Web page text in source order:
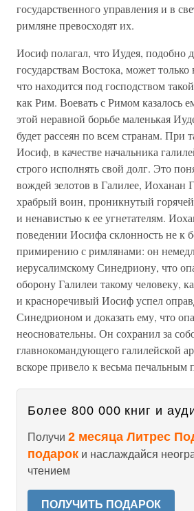
государственного управления и в
римляне превосходят их.
Иосиф полагал, что Иудея, подобно
государствам Востока, может только
что находится под господством
как Рим. Воевать с Римом казалось
этой неравной борьбе маленькая
будет рассеян по всем странам. При
Иосиф, в качестве начальника
строго исполнять свой долг. Это
вождей зелотов в Галилее, Иоханан
храбрый воин, проникнутый
и ненавистью к ее угнетателям.
поведении Иосифа склонность не к
примирению с римлянами: он
иерусалимскому Синедриону, что
оборону Галилеи такому человеку,
и красноречивый Иосиф успел
Синедрионом и доказать ему, что
неосновательны. Он сохранил за
главнокомандующего галилейской
вскоре привело к весьма печальным
Более 800 000 книг и
Получи 2 месяца Литрес
подарок и наслаждайся
чтением
ПОЛУЧИТЬ ПОДАРОК